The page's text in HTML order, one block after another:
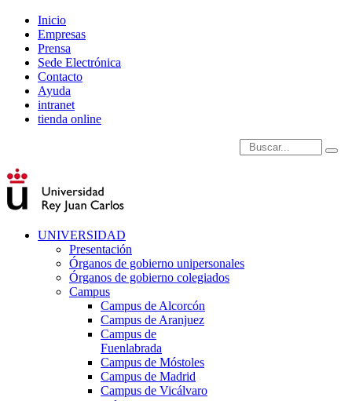
Inicio
Empresas
Prensa
Sede Electrónica
Contacto
Ayuda
intranet
tienda online
Introduce términos de
UNIVERSIDAD
Presentación
Órganos de gobierno unipersonales
Órganos de gobierno colegiados
Campus
Campus de Alcorcón
Campus de Aranjuez
Campus de
Fuenlabrada
Campus de Móstoles
Campus de Madrid
Campus de Vicálvaro